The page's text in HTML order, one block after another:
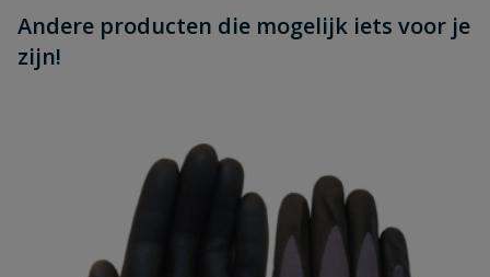
Andere producten die mogelijk iets voor je
zijn!